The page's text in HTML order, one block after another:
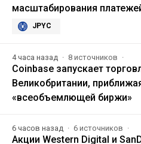
масштабирования
JPYC
4 часа назад 8 источников
Coinbase запускает
Великобритании,
«всеобъемлющей биржи»
6 часов назад 6 источников
Акции Western Digital и